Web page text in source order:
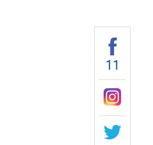
11